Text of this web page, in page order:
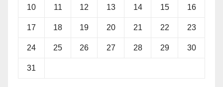
10 11 12 13 14 15 16
17 18 19 20 21 22 23
24 25 26 27 28 29 30
31